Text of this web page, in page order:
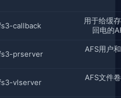
callback
用于给缓
回电的
prserver
AFS用户
vlserver
AFS文件